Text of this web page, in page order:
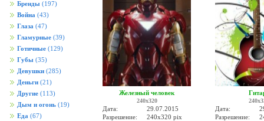
Бренды (197)
Война (43)
Глаза (47)
Гламурные (39)
Готичные (129)
Губы (35)
Девушки (285)
Деньги (21)
Другие (113)
Дым и огонь (19)
Еда (67)
Железный человек
240x320
Дата:
29.07.2015
Разрешение:
240x320 pix
Дата:
Разрешение: